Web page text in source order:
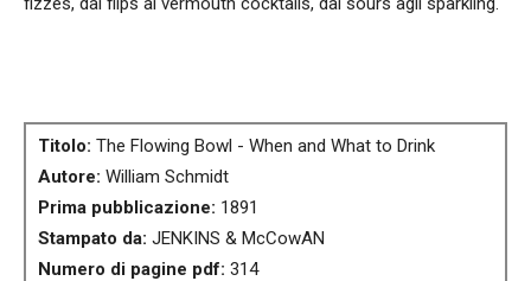
Titolo: The Flowing Bowl - When and What to Drink
Autore: William Schmidt
Prima pubblicazione: 1891
Stampato da: JENKINS & McCowAN
Numero di pagine pdf: 314